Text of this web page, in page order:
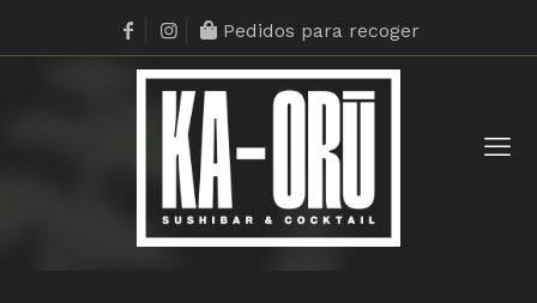
Pedidos para recoger